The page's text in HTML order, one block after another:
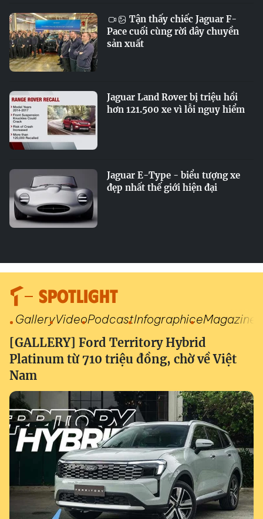
Tận thấy chiếc Jaguar F-
Pace cuối cùng rời dây chuyền
sản xuất
Jaguar Land Rover bị triệu hồi
hơn 121.500 xe vì lỗi nguy hiểm
Jaguar E-Type - biểu tượng xe
đẹp nhất thế giới hiện đại
SPOTLIGHT
GalleryVideoPodcastInfographiceMagazine
[GALLERY] Ford Territory Hybrid
Platinum từ 710 triệu đồng, chờ về Việt
Nam